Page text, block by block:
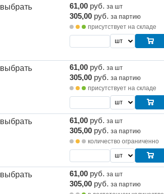
выбрать 61,00 руб. за шт
305,00 руб. за партию
присутствует на складе
выбрать 61,00 руб. за шт
305,00 руб. за партию
присутствует на складе
выбрать 61,00 руб. за шт
305,00 руб. за партию
количество ограниченно
выбрать 61,00 руб. за шт
305,00 руб. за партию